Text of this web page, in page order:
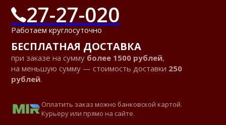
27-27-020
Работаем круглосуточно
БЕСПЛАТНАЯ ДОСТАВКА
при заказе на сумму более 1500 рублей,
на меньшую сумму — стоимость доставки 250
рублей.
Оплатить заказ можно банковской картой.
Курьеру или прямо на сайте.